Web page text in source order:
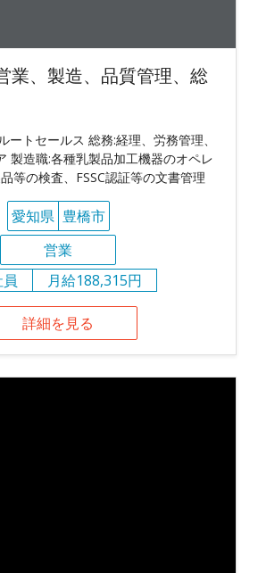
業、製造、品質管理、総
ートセールス 総務:経理、労務管理、
製造職:各種乳製品加工機器のオペレ
等の検査、FSSC認証等の文書管理
愛知県 豊橋市
営業
月給188,315円
詳細を見る